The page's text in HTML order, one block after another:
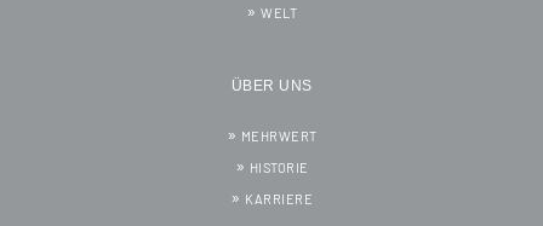
WELT
ÜBER UNS
MEHRWERT
HISTORIE
KARRIERE